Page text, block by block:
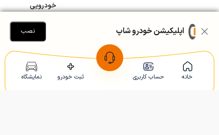
خانه حساب کاربری ثبت خودرو نمایشگاه
خودرویی
سرمایه گذاری در
رضایت مشتریان
Copyright © 2005-2026 Khodroshop.ir
اپلیکیشن خودرو شاپ نصب